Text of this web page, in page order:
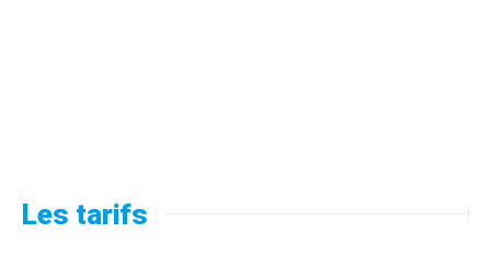
Les tarifs